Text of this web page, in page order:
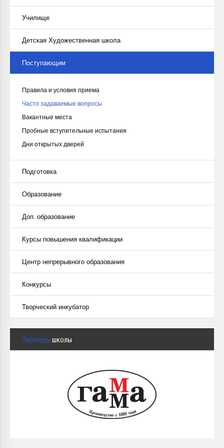
Училище
Детская Художественная школа
Поступающим
Правила и условия приема
Часто задаваемые вопросы
Вакантные места
Пробные вступительные испытания
Дни открытых дверей
Подготовка
Образование
Доп. образование
Курсы повышения квалификации
Центр непрерывного образования
Конкурсы
Творческий инкубатор
Партнёры школы